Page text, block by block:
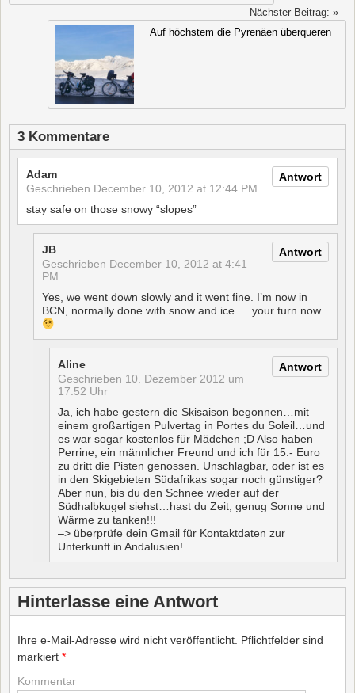
Nächster Beitrag: »
Auf höchstem die Pyrenäen überqueren
3 Kommentare
Antwort
Adam
Geschrieben December 10, 2012 at 12:44 PM
stay safe on those snowy “slopes”
Antwort
JB
Geschrieben December 10, 2012 at 4:41
PM
Yes, we went down slowly and it went fine. I’m now in
BCN, normally done with snow and ice … your turn now
Antwort
Aline
Geschrieben 10. Dezember 2012 um
17:52 Uhr
Ja, ich habe gestern die Skisaison begonnen…mit
einem großartigen Pulvertag in Portes du Soleil…und
es war sogar kostenlos für Mädchen ;D Also haben
Perrine, ein männlicher Freund und ich für 15.- Euro
zu dritt die Pisten genossen. Unschlagbar, oder ist es
in den Skigebieten Südafrikas sogar noch günstiger?
Aber nun, bis du den Schnee wieder auf der
Südhalbkugel siehst…hast du Zeit, genug Sonne und
Wärme zu tanken!!!
–> überprüfe dein Gmail für Kontaktdaten zur
Unterkunft in Andalusien!
Hinterlasse eine Antwort
Ihre e-Mail-Adresse wird nicht veröffentlicht. Pflichtfelder sind
markiert *
Kommentar